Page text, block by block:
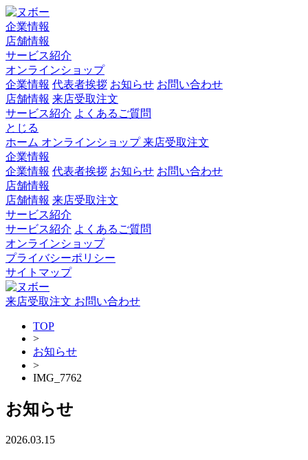
企業情報
店舗情報
サービス紹介
オンラインショップ
企業情報 代表者挨拶 お知らせ お問い合わせ
店舗情報 来店受取注文
サービス紹介 よくあるご質問
とじる
ホーム オンラインショップ来店受取注文
企業情報
企業情報 代表者挨拶 お知らせ お問い合わせ
店舗情報
店舗情報 来店受取注文
サービス紹介
サービス紹介 よくあるご質問
オンラインショップ
プライバシーポリシー
サイトマップ
来店受取注文 お問い合わせ
TOP
>
お知らせ
>
IMG_7762
お知らせ
2026.03.15